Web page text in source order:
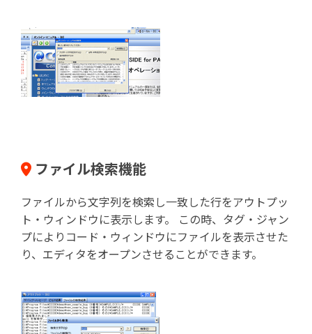
ファイル検索機能
ファイルから文字列を検索し一致した行をアウトプッ
ト・ウィンドウに表示します。 この時、タグ・ジャン
プによりコード・ウィンドウにファイルを表示させた
り、エディタをオープンさせることができます。